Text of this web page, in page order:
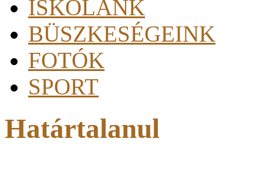
ISKOLÁNK
BÜSZKESÉGEINK
FOTÓK
SPORT
Határtalanul